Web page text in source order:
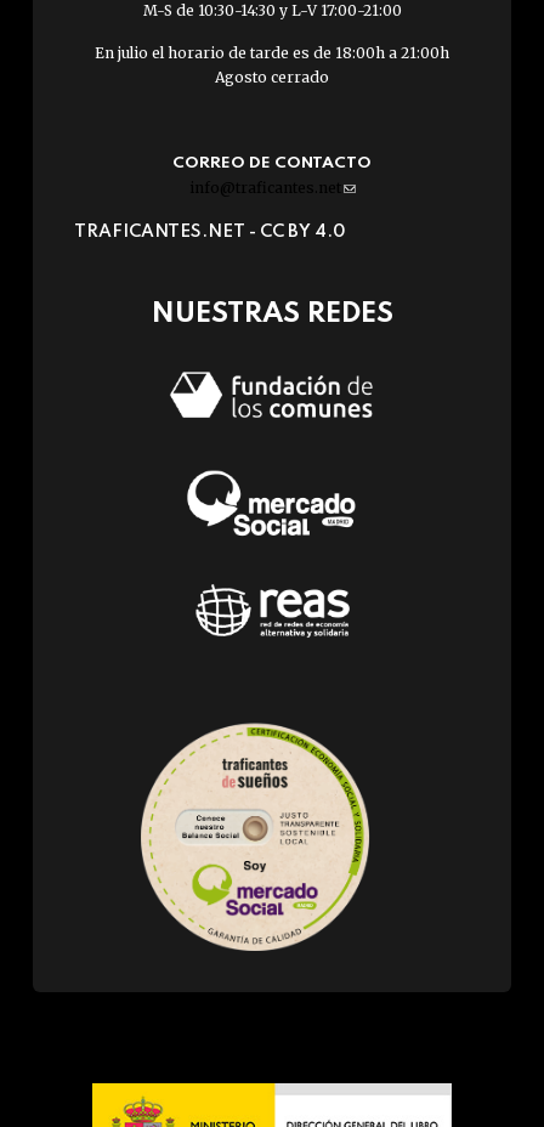
M-S de 10:30-14:30 y L-V 17:00-21:00
En julio el horario de tarde es de 18:00h a 21:00h
Agosto cerrado
CORREO DE CONTACTO
info@traficantes.net (link
e-
TRAFICANTES.NET - CC BY 4.0
NUESTRAS REDES